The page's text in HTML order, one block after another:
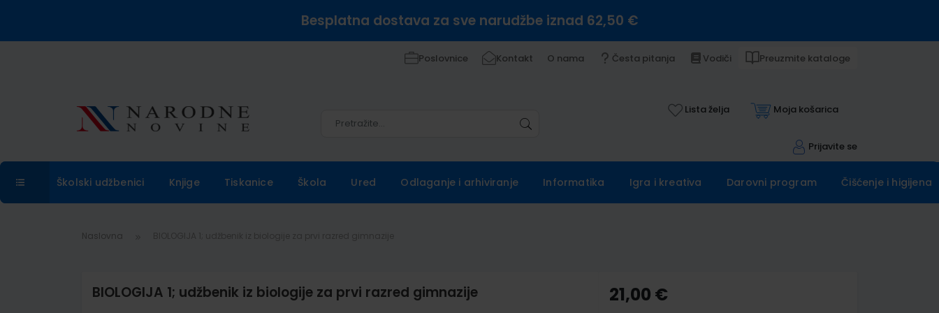
Besplatna dostava za sve narudžbe iznad 62,50 €
Poslovnice Kontakt O nama Česta pitanja Vodiči Preuzmite kataloge
Lista želja Moja košarica
Prijavite se
Školski udžbenici Knjige Tiskanice Škola Ured Odlaganje i arhiviranje Informatika Igra i kreativa Darovni program Čišćenje i higijena
Naslovna
BIOLOGIJA 1; udžbenik iz biologije za prvi razred gimnazije 21,00 €